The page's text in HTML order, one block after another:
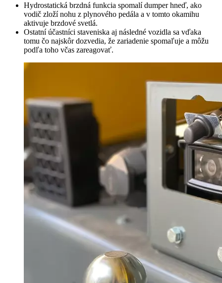
Hydrostatická brzdná funkcia spomalí dumper hneď, ako
vodič zloží nohu z plynového pedála a v tomto okamihu
aktivuje brzdové svetlá.
Ostatní účastníci staveniska aj následné vozidla sa vďaka
tomu čo najskôr dozvedia, že zariadenie spomaľuje a môžu
podľa toho včas zareagovať.